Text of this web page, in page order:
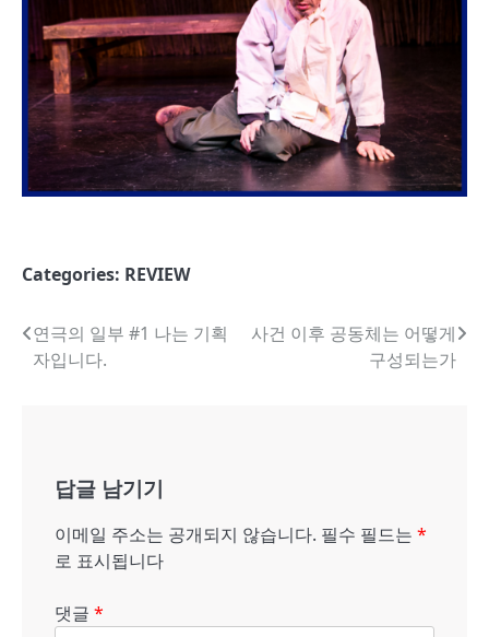
Categories: REVIEW
글
내
연극의 일부 #1 나는 기획
자입니다.
사건 이후 공동체는 어떻게
구성되는가
답글 남기기
이메일 주소는 공개되지 않습니다. 필수 필드는 *
로 표시됩니다
댓글 *